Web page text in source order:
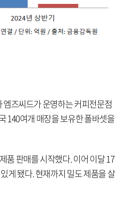
엠즈씨드가 운영하는 커피전문점
140여개 매장을 보유한 폴바셋을
품 판매를 시작했다. 이어 이달 17
게 됐다. 현재까지 밀도 제품을 살